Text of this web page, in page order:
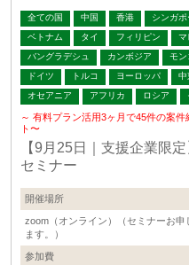
全ての国 中国 香港 シンガ
ベトナム
タイ フィリピン マ
バングラデシュ
カンボジア モン
ドイツ
トルコ ヨーロッパ 中
オセアニア
アフリカ ロシア
～ 有料プラン活用3ヶ月で45件の案
ト〜
【9月25日｜支援企業限
セミナー
開催場所
zoom（オンライン）（セミナーお
ます。）
参加費